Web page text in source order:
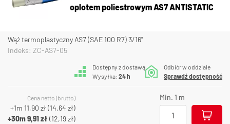
oplotem poliestrowym AS7 ANTISTATIC
Wąż termoplastyczny AS7 (SAE 100 R7) 3/16"
Indeks: ZC-AS7-05
Dostępny z dostawą
Wysyłka: 24 h
Odbiór w oddziale
Sprawdź dostępność
Cena netto (brutto)
+1m 11,90 zł(14,64 zł)
+30m9,91 zł(12,19 zł)
Min. 1 m